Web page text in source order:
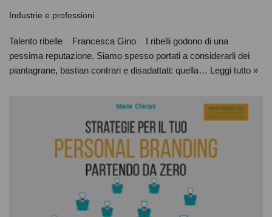
Industrie e professioni
Talento ribelle Francesca Gino I ribelli godono di una
pessima reputazione. Siamo spesso portati a considerarli dei
piantagrane, bastian contrari e disadattati: quella… Leggi tutto »